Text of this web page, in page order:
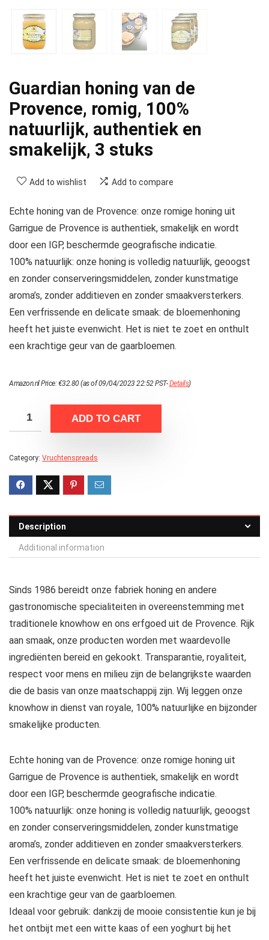
Guardian honing van de
Provence, romig, 100%
natuurlijk, authentiek en
smakelijk, 3 stuks
Add to wishlist Add to compare
Echte honing van de Provence: onze romige honing uit
Garrigue de Provence is authentiek, smakelijk en wordt
door een IGP, beschermde geografische indicatie.
100% natuurlijk: onze honing is volledig natuurlijk, geoogst
en zonder conserveringsmiddelen, zonder kunstmatige
aroma’s, zonder additieven en zonder smaakversterkers.
Een verfrissende en delicate smaak: de bloemenhoning
heeft het juiste evenwicht. Het is niet te zoet en onthult
een krachtige geur van de gaarbloemen.
Amazon.nl Price:€32.80(as of 09/04/2023 22:52 PST-Details)
ADD TO CART
Category: Vruchtenspreads
Description
Additional information
Sinds 1986 bereidt onze fabriek honing en andere
gastronomische specialiteiten in overeenstemming met
traditionele knowhow en ons erfgoed uit de Provence. Rijk
aan smaak, onze producten worden met waardevolle
ingrediënten bereid en gekookt. Transparantie, royaliteit,
respect voor mens en milieu zijn de belangrijkste waarden
die de basis van onze maatschappij zijn. Wij leggen onze
knowhow in dienst van royale, 100% natuurlijke en bijzonder
smakelijke producten.
Echte honing van de Provence: onze romige honing uit
Garrigue de Provence is authentiek, smakelijk en wordt
door een IGP, beschermde geografische indicatie.
100% natuurlijk: onze honing is volledig natuurlijk, geoogst
en zonder conserveringsmiddelen, zonder kunstmatige
aroma’s, zonder additieven en zonder smaakversterkers.
Een verfrissende en delicate smaak: de bloemenhoning
heeft het juiste evenwicht. Het is niet te zoet en onthult
een krachtige geur van de gaarbloemen.
Ideaal voor gebruik: dankzij de mooie consistentie kun je bij
het ontbijt met een witte kaas of een yoghurt bij het